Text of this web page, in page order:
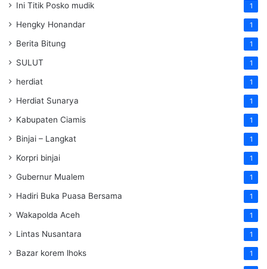
Ini Titik Posko mudik 1
Hengky Honandar 1
Berita Bitung 1
SULUT 1
herdiat 1
Herdiat Sunarya 1
Kabupaten Ciamis 1
Binjai – Langkat 1
Korpri binjai 1
Gubernur Mualem 1
Hadiri Buka Puasa Bersama 1
Wakapolda Aceh 1
Lintas Nusantara 1
Bazar korem lhoks 1